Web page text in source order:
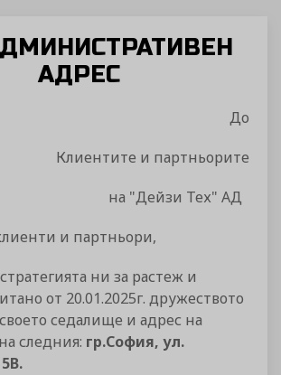
АДРЕС
До
Клиентите и партньорите
на "Дейзи Тех" АД
и партньори,
ни за растеж и
от 20.01.2025г. дружеството
седалище и адрес на
следния: гр.София, ул.